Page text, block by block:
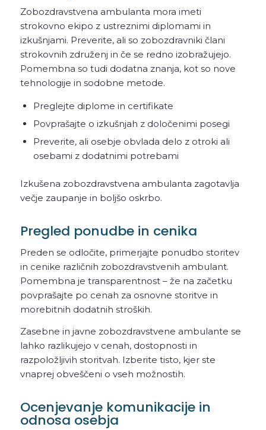
Zobozdravstvena ambulanta mora imeti
strokovno ekipo z ustreznimi diplomami in
izkušnjami. Preverite, ali so zobozdravniki člani
strokovnih združenj in če se redno izobražujejo.
Pomembna so tudi dodatna znanja, kot so nove
tehnologije in sodobne metode.
Preglejte diplome in certifikate
Povprašajte o izkušnjah z določenimi posegi
Preverite, ali osebje obvlada delo z otroki ali
osebami z dodatnimi potrebami
Izkušena zobozdravstvena ambulanta zagotavlja
večje zaupanje in boljšo oskrbo.
Pregled ponudbe in cenika
Preden se odločite, primerjajte ponudbo storitev
in cenike različnih zobozdravstvenih ambulant.
Pomembna je transparentnost – že na začetku
povprašajte po cenah za osnovne storitve in
morebitnih dodatnih stroških.
Zasebne in javne zobozdravstvene ambulante se
lahko razlikujejo v cenah, dostopnosti in
razpoložljivih storitvah. Izberite tisto, kjer ste
vnaprej obveščeni o vseh možnostih.
Ocenjevanje komunikacije in
odnosa osebja